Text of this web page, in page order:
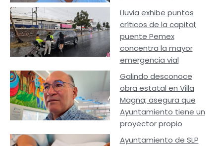
Lluvia exhibe puntos
críticos de la capital;
puente Pemex
concentra la mayor
emergencia vial
Galindo desconoce
obra estatal en Villa
Magna; asegura que
Ayuntamiento tiene un
proyector propio
Ayuntamiento de SLP